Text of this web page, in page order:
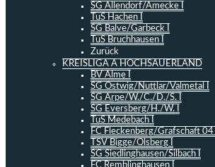
SG Allendorf/Amecke I
TuS Hachen I
SG Balve/Garbeck I
TuS Bruchhausen I
Zurück
KREISLIGA A HOCHSAUERLAND
BV Alme I
SG Ostwig/Nuttlar/Valmetal I
SG Arpe/W./C./D./S. I
SG Eversberg/H./W. I
TuS Medebach I
FC Fleckenberg/Grafschaft 04 I
TSV Bigge/Olsberg I
SG Siedlinghausen/Silbach I